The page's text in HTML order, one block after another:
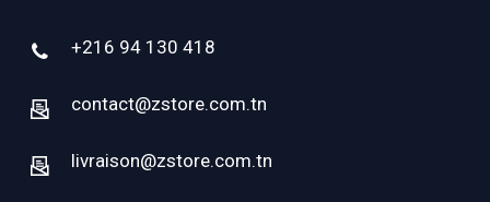
+216 94 130 418
contact@zstore.com.tn
livraison@zstore.com.tn